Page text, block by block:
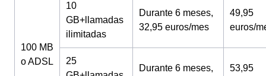
100 MB
o ADSL
10
GB+llamadas
ilimitadas
Durante 6 meses,
32,95 euros/mes
49,95
euros/
25
Durante 6 meses,
53,95